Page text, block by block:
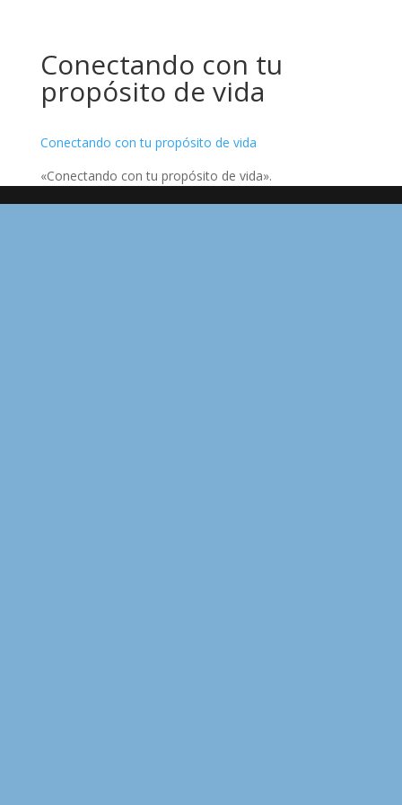
Conectando con tu
propósito de vida
Conectando con tu propósito de vida
«Conectando con tu propósito de vida».